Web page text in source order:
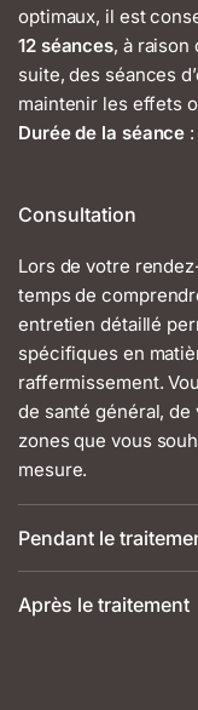
optimaux, il est
12 séances, à raison
suite, des séances
maintenir les effets
Durée de la séance
Consultation
Lors de votre
temps de
entretien détaillé
spécifiques en
raffermissement.
de santé général,
zones que vous
mesure.
Pendant le
Après le traitement